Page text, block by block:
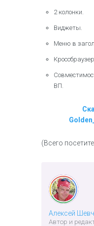
2 колонки.
Виджеты.
Меню в
ВП.
(Всего
Алексей
Автор и